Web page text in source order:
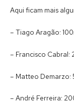
Aqui ficam mais
– Tiago Aragão:
– Francisco Cabral:
– Matteo Demarzo:
– André Ferreira: